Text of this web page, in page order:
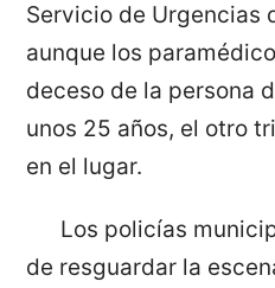
Servicio de Urgencias
aunque los
deceso de la persona
unos 25 años, el otro
en el lugar.
Los policías
de resguardar la